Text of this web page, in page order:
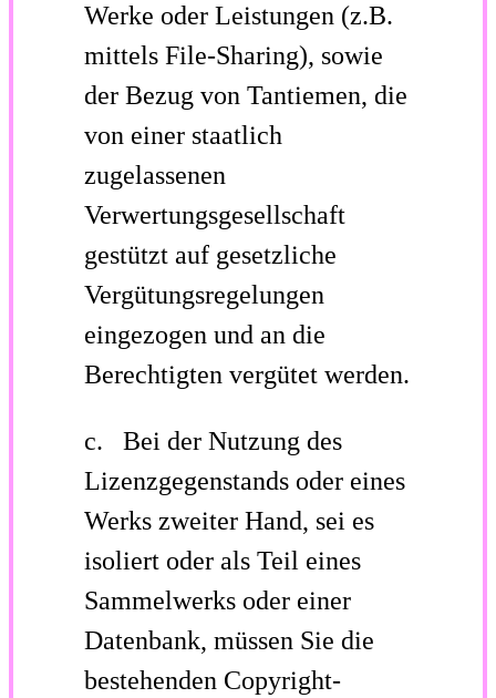
Werke oder Leistungen (z.B.
mittels File-Sharing), sowie
der Bezug von Tantiemen, die
von einer staatlich
zugelassenen
Verwertungsgesellschaft
gestützt auf gesetzliche
Vergütungsregelungen
eingezogen und an die
Berechtigten vergütet werden.
c. Bei der Nutzung des
Lizenzgegenstands oder eines
Werks zweiter Hand, sei es
isoliert oder als Teil eines
Sammelwerks oder einer
Datenbank, müssen Sie die
bestehenden Copyright-